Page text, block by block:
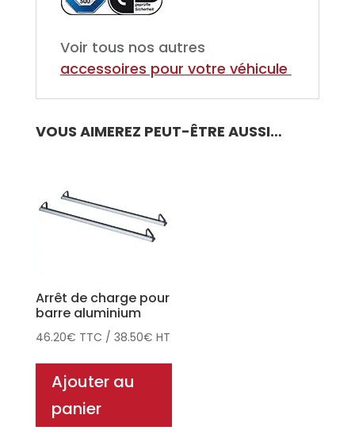
Voir tous nos autres
accessoires pour votre véhicule
VOUS AIMEREZ PEUT-ÊTRE AUSSI…
Arrêt de charge pour
barre aluminium
46.20€ TTC / 38.50€ HT
Ajouter au
panier